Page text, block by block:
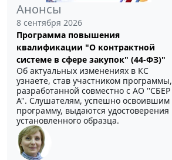
Анонсы
8 сентября 2026
Программа повышения
квалификации "О контрактной
системе в сфере закупок" (44-ФЗ)"
Об актуальных изменениях в КС
узнаете, став участником программы,
разработанной совместно с АО ''СБЕР
А". Слушателям, успешно освоившим
программу, выдаются удостоверения
установленного образца.